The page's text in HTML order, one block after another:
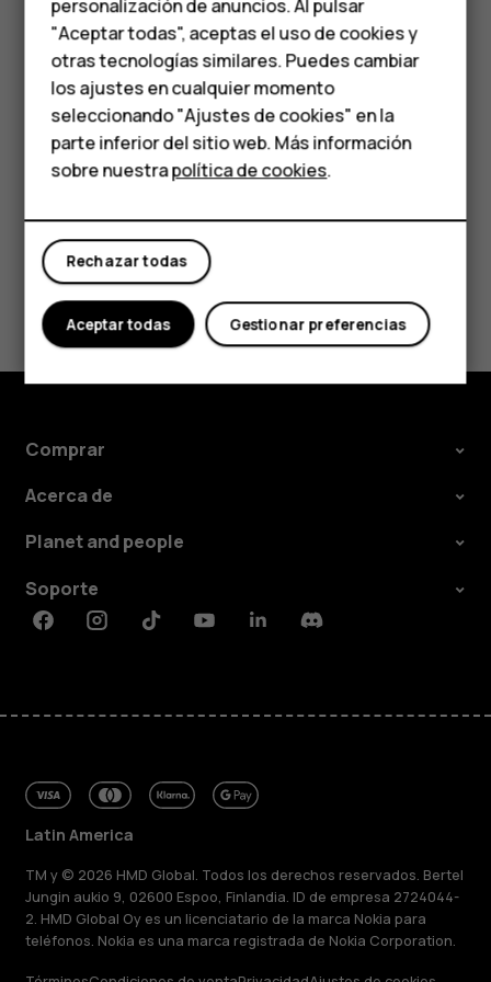
Teléfonos para
personas mayores
HMD Terra M
Comprar
Mi cuenta
riesgos para la salud. Todos los productos de HMD Global
cumplen con los estándares de producción
internacionales vigentes de la industria y con todos los
requisitos establecidos por las agencias
gubernamentales competentes.
¿Te ha parecido útil?
Sí No
Comprar
Acerca de
Planet and people
Soporte
FacebookInstagramTiktokYoutubeLinkedinDiscord
Latin America
TM y © 2026 HMD Global. Todos los derechos reservados. Bertel
Jungin aukio 9, 02600 Espoo, Finlandia. ID de empresa 2724044-
2. HMD Global Oy es un licenciatario de la marca Nokia para
teléfonos. Nokia es una marca registrada de Nokia Corporation.
personalización de anuncios. Al pulsar
"Aceptar todas", aceptas el uso de cookies y
otras tecnologías similares. Puedes cambiar
los ajustes en cualquier momento
seleccionando "Ajustes de cookies" en la
parte inferior del sitio web. Más información
sobre nuestrapolítica de cookies.
Rechazar todas
Gestionar preferencias
Aceptar todas